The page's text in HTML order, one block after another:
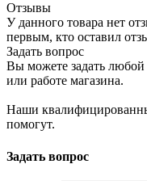
Отзывы
У данного товара нет
первым, кто оставил
Задать вопрос
Вы можете задать
или работе магазина.
Наши
помогут.
Задать вопрос